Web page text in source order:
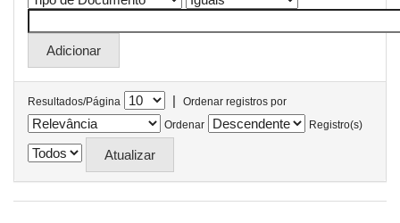
Resultados/Página |
Ordenar registros por
Ordenar
Registro(s)